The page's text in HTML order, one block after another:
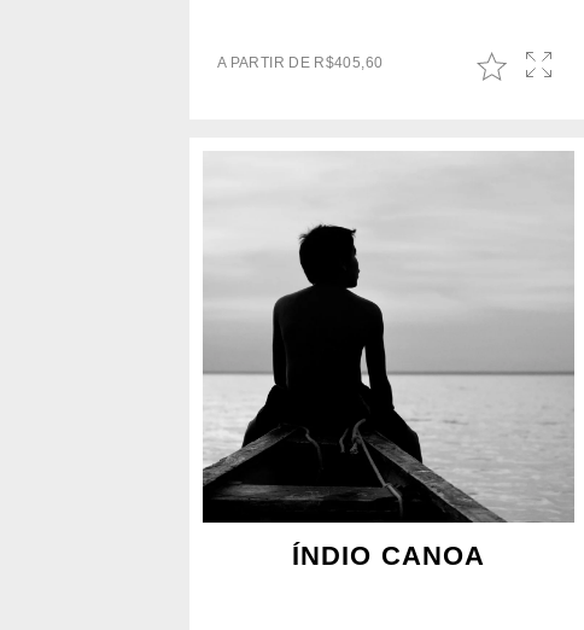
A PARTIR DE R$405,60
ÍNDIO CANOA